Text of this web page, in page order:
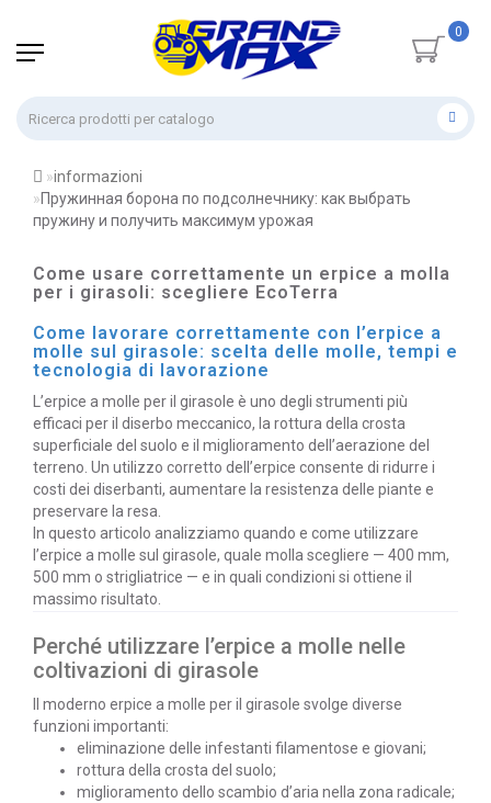
0
informazioni
Пружинная борона по подсолнечнику: как выбрать
пружину и получить максимум урожая
Come usare correttamente un erpice a molla
per i girasoli: scegliere EcoTerra
Come lavorare correttamente con l’erpice a
molle sul girasole: scelta delle molle, tempi e
tecnologia di lavorazione
L’erpice a molle per il girasole è uno degli strumenti più
efficaci per il diserbo meccanico, la rottura della crosta
superficiale del suolo e il miglioramento dell’aerazione del
terreno. Un utilizzo corretto dell’erpice consente di ridurre i
costi dei diserbanti, aumentare la resistenza delle piante e
preservare la resa.
In questo articolo analizziamo quando e come utilizzare
l’erpice a molle sul girasole, quale molla scegliere — 400 mm,
500 mm o strigliatrice — e in quali condizioni si ottiene il
massimo risultato.
Perché utilizzare l’erpice a molle nelle
coltivazioni di girasole
Il moderno erpice a molle per il girasole svolge diverse
funzioni importanti:
eliminazione delle infestanti filamentose e giovani;
rottura della crosta del suolo;
miglioramento dello scambio d’aria nella zona radicale;